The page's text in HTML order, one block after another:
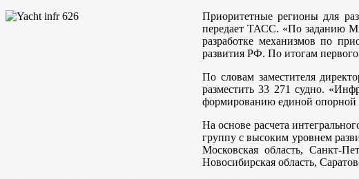
Приоритетные регионы для
передает ТАСС. «По заданию
разработке механизмов по
развития РФ. По итогам
По словам заместителя
разместить 33 271 судно.
формированию единой опорной
На основе расчета
группу с высоким уровнем
Московская область, Санкт-
Новосибирская область,